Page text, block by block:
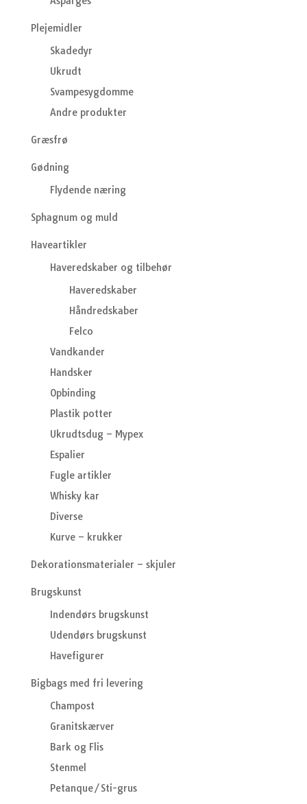
Plejemidler
Skadedyr
Ukrudt
Svampesygdomme
Andre produkter
Græsfrø
Gødning
Flydende næring
Sphagnum og muld
Haveartikler
Haveredskaber og tilbehør
Haveredskaber
Håndredskaber
Felco
Vandkander
Handsker
Opbinding
Plastik potter
Ukrudtsdug – Mypex
Espalier
Fugle artikler
Whisky kar
Diverse
Kurve – krukker
Dekorationsmaterialer – skjuler
Brugskunst
Indendørs brugskunst
Udendørs brugskunst
Havefigurer
Bigbags med fri levering
Champost
Granitskærver
Bark og Flis
Stenmel
Petanque/Sti-grus